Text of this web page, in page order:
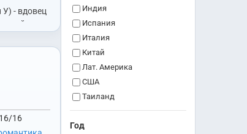
Ли Хвихян
(Oh
(Park
Woo),
Bin)
- вдовец
все
Хи)…
16/16
медицина
мелодрама
мистика
музыкальный
научная фантастика
политика
приключения
психология
романтика
Индия
Испания
Италия
Китай
Лат. Америка
США
Таиланд
Тайвань
Юж. Корея
Год